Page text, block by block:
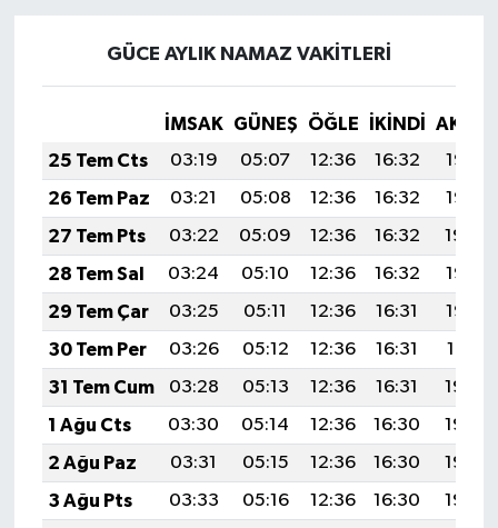
GÜCE AYLIK NAMAZ VAKITLERI
İMSAK GÜNEŞ ÖĞLE İKINDI
25 Tem Cts
03:19 05:07 12:36 16:32
19:56
26 Tem Paz
03:21 05:08 12:36 16:32
19:55
27 Tem Pts
03:22 05:09 12:36 16:32
19:54
28 Tem Sal
03:24 05:10 12:36 16:32
19:53
29 Tem Çar
03:25 05:11 12:36 16:31
19:52
30 Tem Per
03:26 05:12 12:36 16:31
19:51
31 Tem Cum
03:28 05:13 12:36 16:31
19:50
1 Ağu Cts
03:30 05:14 12:36 16:30
19:49
2 Ağu Paz
03:31 05:15 12:36 16:30
19:48
3 Ağu Pts
03:33 05:16 12:36 16:30
19:46